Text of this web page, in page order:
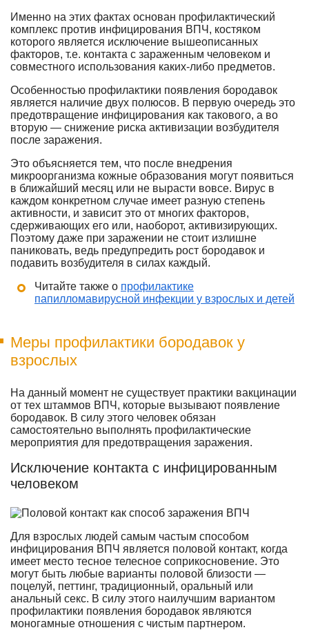
Именно на этих фактах основан профилактический
комплекс против инфицирования ВПЧ, костяком
которого является исключение вышеописанных
факторов, т.е. контакта с зараженным человеком и
совместного использования каких-либо предметов.
Особенностью профилактики появления бородавок
является наличие двух полюсов. В первую очередь это
предотвращение инфицирования как такового, а во
вторую — снижение риска активизации возбудителя
после заражения.
Это объясняется тем, что после внедрения
микроорганизма кожные образования могут появиться
в ближайший месяц или не вырасти вовсе. Вирус в
каждом конкретном случае имеет разную степень
активности, и зависит это от многих факторов,
сдерживающих его или, наоборот, активизирующих.
Поэтому даже при заражении не стоит излишне
паниковать, ведь предупредить рост бородавок и
подавить возбудителя в силах каждый.
Читайте также о профилактике
папилломавирусной инфекции у взрослых и детей
Меры профилактики бородавок у
взрослых
На данный момент не существует практики вакцинации
от тех штаммов ВПЧ, которые вызывают появление
бородавок. В силу этого человек обязан
самостоятельно выполнять профилактические
мероприятия для предотвращения заражения.
Исключение контакта с инфицированным
человеком
Для взрослых людей самым частым способом
инфицирования ВПЧ является половой контакт, когда
имеет место тесное телесное соприкосновение. Это
могут быть любые варианты половой близости —
поцелуй, петтинг, традиционный, оральный или
анальный секс. В силу этого наилучшим вариантом
профилактики появления бородавок являются
моногамные отношения с чистым партнером.